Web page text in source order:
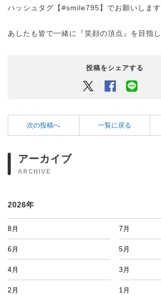
ハッシュタグ【#smile795】でお願いします
あしたも皆で一緒に『笑顔の頂点』を目指し
投稿をシェアする
Twitter Facebook
次の投稿へ 一覧に戻る
アーカイブ
ARCHIVE
2026年
8月 7月
6月 5月
4月 3月
2月 1月